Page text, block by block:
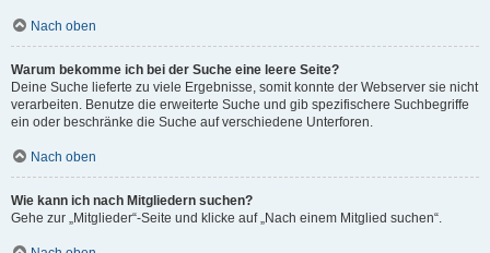
Nach oben
Warum bekomme ich bei der Suche eine leere Seite?
Deine Suche lieferte zu viele Ergebnisse, somit konnte der Webserver sie nicht
verarbeiten. Benutze die erweiterte Suche und gib spezifischere Suchbegriffe
ein oder beschränke die Suche auf verschiedene Unterforen.
Nach oben
Wie kann ich nach Mitgliedern suchen?
Gehe zur „Mitglieder“-Seite und klicke auf „Nach einem Mitglied suchen“.